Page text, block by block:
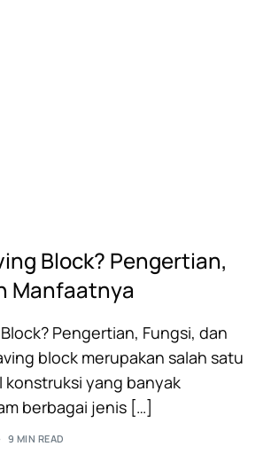
Block? Pengertian,
Manfaatnya
Pengertian, Fungsi, dan
block merupakan salah satu
konstruksi yang banyak
berbagai jenis […]
9 MIN READ